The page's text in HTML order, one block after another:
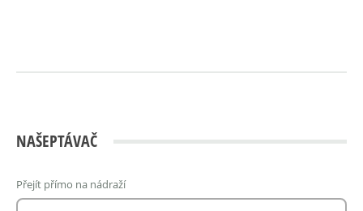
NAŠEPTÁVAČ
Přejít přímo na nádraží